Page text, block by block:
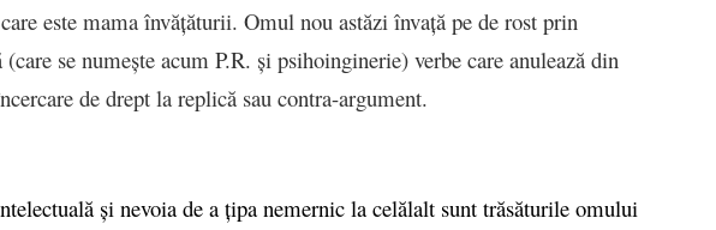
este mama învățăturii. Omul nou astăzi învață pe de rost prin
(care se numește acum P.R. și psihoinginerie) verbe care anulează din
de drept la replică sau contra-argument.
și nevoia de a țipa nemernic la celălalt sunt trăsăturile omului